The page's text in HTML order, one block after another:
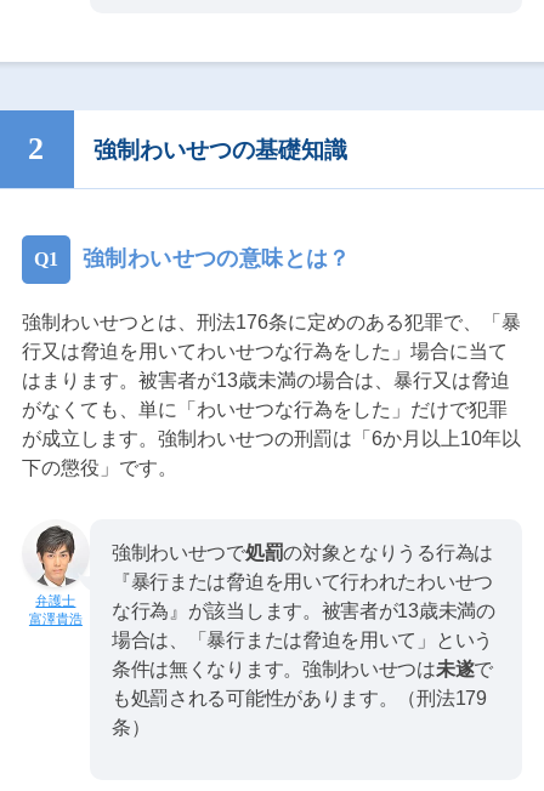
強制わいせつの基礎知識
強制わいせつの意味とは？
強制わいせつとは、刑法176条に定めのある犯罪で、「暴
行又は脅迫を用いてわいせつな行為をした」場合に当て
はまります。被害者が13歳未満の場合は、暴行又は脅迫
がなくても、単に「わいせつな行為をした」だけで犯罪
が成立します。強制わいせつの刑罰は「6か月以上10年以
下の懲役」です。
富澤貴浩
強制わいせつで処罰の対象となりうる行為は
『暴行または脅迫を用いて行われたわいせつ
な行為』が該当します。被害者が13歳未満の
場合は、「暴行または脅迫を用いて」という
条件は無くなります。強制わいせつは未遂で
も処罰される可能性があります。（刑法179
条）